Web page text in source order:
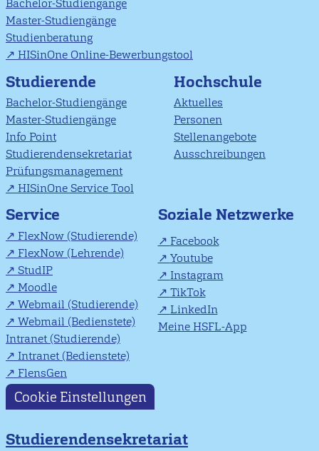
Bachelor-Studiengänge
Master-Studiengänge
Studienberatung
HISinOne Online-Bewerbungstool
Studierende
Bachelor-Studiengänge
Master-Studiengänge
Info Point
Studierendensekretariat
Prüfungsmanagement
HISinOne Service Tool
Hochschule
Aktuelles
Personen
Stellenangebote
Ausschreibungen
Service
FlexNow (Studierende)
FlexNow (Lehrende)
StudIP
Moodle
Webmail (Studierende)
Webmail (Bedienstete)
Intranet (Studierende)
Intranet (Bedienstete)
FlensGen
Soziale Netzwerke
Facebook
Youtube
Instagram
TikTok
LinkedIn
Meine HSFL-App
Cookie Einstellungen
Studierendensekretariat